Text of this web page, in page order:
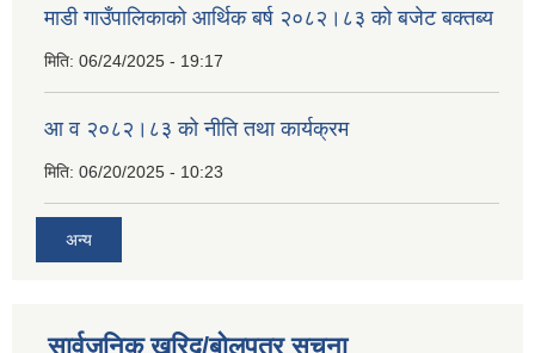
माडी गाउँपालिकाको आर्थिक बर्ष २०८२।८३ को बजेट बक्तब्य
मिति: 06/24/2025 - 19:17
आ व २०८२।८३ को नीति तथा कार्यक्रम
मिति: 06/20/2025 - 10:23
अन्य
सार्वजनिक खरिद/बोलपत्र सूचना